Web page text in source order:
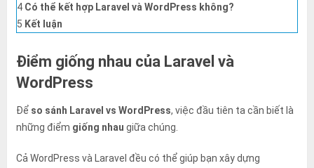
4 Có thể kết hợp Laravel và WordPress không?
5 Kết luận
Điểm giống nhau của Laravel và
WordPress
Để so sánh Laravel vs WordPress, việc đầu tiên ta cần biết là
những điểm giống nhau giữa chúng.
Cả WordPress và Laravel đều có thể giúp bạn xây dựng